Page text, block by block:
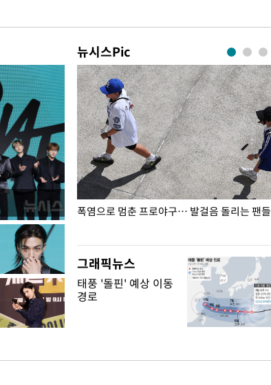
뉴시스Pic
카메라에 담긴 폭염으로 멈춘 프로야구… 발걸음 돌리는 팬들
그래픽뉴스
태풍 '돌핀' 예상 이동
경로